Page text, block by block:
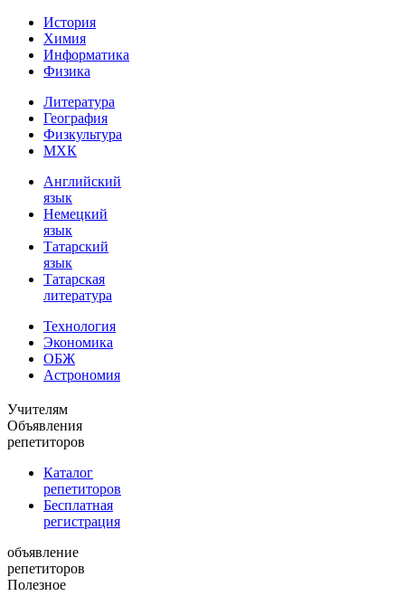
История
Химия
Информатика
Физика
Литература
География
Физкультура
МХК
Английский
язык
Немецкий
язык
Татарский
язык
Татарская
литература
Технология
Экономика
ОБЖ
Астрономия
Учителям
Объявления
репетиторов
Каталог
репетиторов
Бесплатная
регистрация
объявление
репетиторов
Полезное